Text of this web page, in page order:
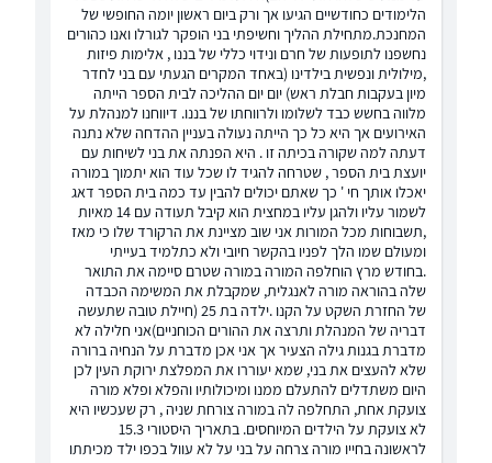
הלימודים כחודשיים הגיעו אך ורק ביום ראשון יומה החופשי של
המחנכת.מתחילת ההליך וחשיפתי בני הופקר לגורלו ואנו כהורים
נחשפנו לתופעות של חרם ונידוי כללי של בננו , אלימות פיזות
,מילולית ונפשית בילדינו (באחד המקרים הגעתי עם בני לחדר
מיון בעקבות חבלת ראש) יום יום ההליכה לבית הספר הייתה
מלווה בחשש כבד לשלומו ולרווחתו של בננו. דיווחנו למנהלת על
האירועים אך היא כל כך הייתה נעולה בעניין ההדחה שלא נתנה
דעתה למה שקורה בכיתה זו . היא הפנתה את בני לשיחות עם
יועצת בית הספר , שטרחה להגיד לו שכל עוד הוא יתמוך במורה
יאכלו אותך חי ' כך שאתם יכולים להבין עד כמה בית הספר דאג
לשמור עליו ולהגן עליו במחצית הוא קיבל תעודה עם 14 מאיות
,תשבוחות מכל המורות אני שוב מציינת את הרקורד שלו כי מאז
ומעולם שמו הלך לפניו בהקשר חיובי ולא כתלמיד בעייתי
.בחודש מרץ הוחלפה המורה במורה שטרם סיימה את התואר
שלה בהוראה מורה לאנגלית, שמקבלת את המשימה הכבדה
של החזרת השקט על הקנו .ילדה בת 25 (חיילת טובה שתעשה
דבריה של המנהלת ותרצה את ההורים הכוחניים)אני חלילה לא
מדברת בגנות גילה הצעיר אך אני אכן מדברת על הנחיה ברורה
שלא להעצים את בני, שמא יעוררו את המפלצת ירוקת העין לכן
היום משתדלים להתעלם ממנו ומיכולותיו והפלא ופלא מורה
צועקת אחת, התחלפה לה במורה צורחת שניה , רק שעכשיו היא
לא צועקת על הילדים המיוחסים. בתאריך היסטורי 15.3
לראשונה בחייו מורה צרחה על בני על לא עוול בכפו ילד מכיתתו